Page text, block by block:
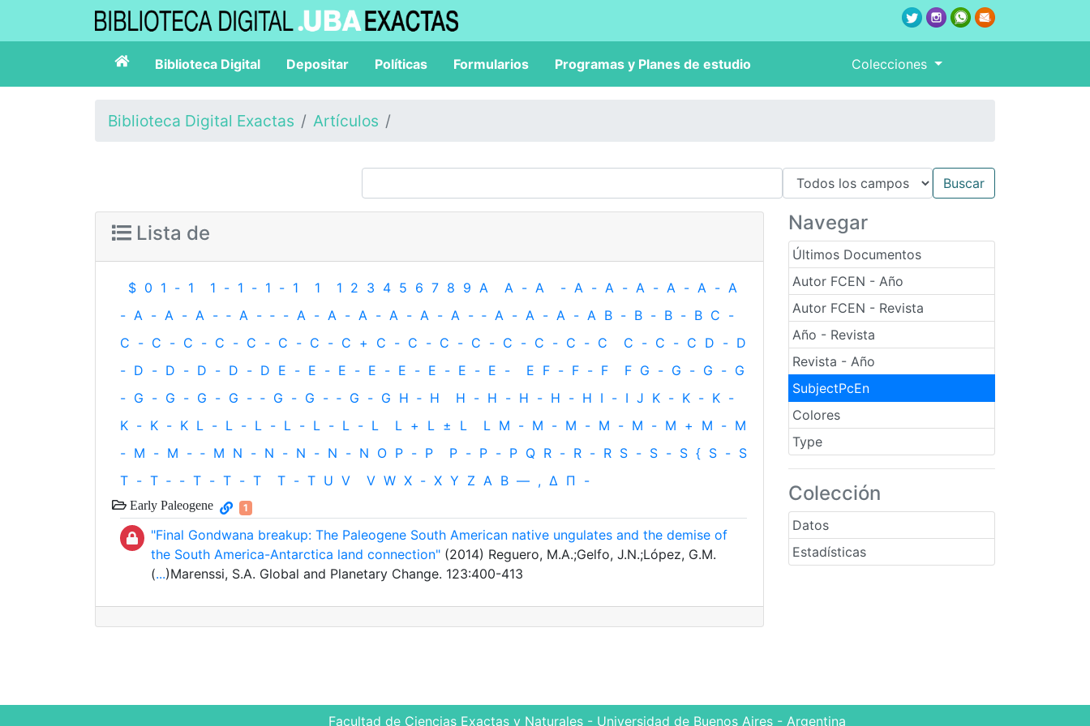
Biblioteca Digital Depositar Políticas Formularios Programas y Planes de estudio Colecciones
Biblioteca Digital Exactas Artículos
Navegar
Últimos Documentos
Autor FCEN - Año
Autor FCEN - Revista
Año - Revista
Revista - Año
SubjectPcEn
Colores
Type
Colección
Datos
Estadísticas
Lista de
$ 0 1 - 1 1 - 1 - 1 - 1 1 1 2 3 4 5 6 7 8 9 A A - A - A - A - A - A - A - A
- A - A - A - ‐ A - ‐ - A - A - A - A - A - A - ‐ A - A - A - A B - B - B - B C -
C - C - C - C - C - C - C - C + C - C - C - C - C - C - C - C C - C - C D - D
- D - D - D - D - D E - E - E - E - E - E - E - E - E F - F - F F G - G - G - G
- G - G - G - G - ‐ G - G - ‐ G - G H ‐ H H - H - H - H - H I - I J K - K - K -
K - K - K L - L - L - L - L - L - L L + L ± L L M - M - M - M - M - M + M - M
- M - M - ‐ M N - N - N - N - N O P - P P - P - P Q R - R - R S - S - S { S - S
T - T ‐ - T - T - T T - T U V V W X - X Y Z Α Β — , Δ Π -
Early Paleogene 1
"Final Gondwana breakup: The Paleogene South American native ungulates and the demise of
the South America-Antarctica land connection" (2014) Reguero, M.A.;Gelfo, J.N.;López, G.M.
(...)Marenssi, S.A. Global and Planetary Change. 123:400-413
Facultad de Ciencias Exactas y Naturales - Universidad de Buenos Aires - Argentina